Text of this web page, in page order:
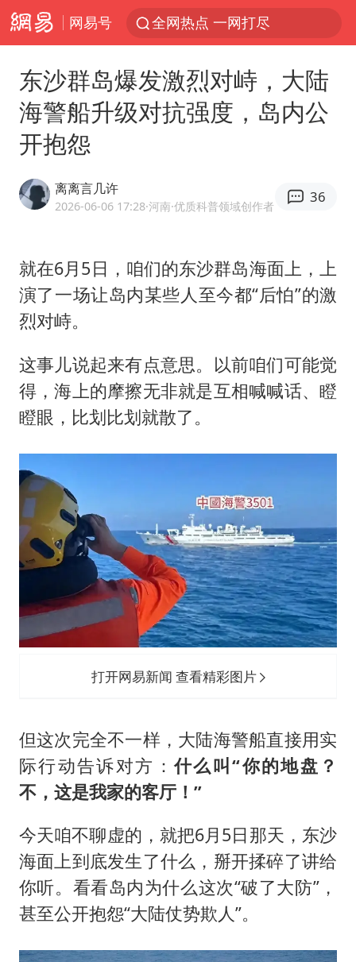
网易号 全网热点 一网打尽
东沙群岛爆发激烈对峙，大陆
海警船升级对抗强度，岛内公
开抱怨
离离言几许
2026-06-06 17:28·河南·优质科普领域创作者
36
就在6月5日，咱们的东沙群岛海面上，上
演了一场让岛内某些人至今都“后怕”的激
烈对峙。
这事儿说起来有点意思。以前咱们可能觉
得，海上的摩擦无非就是互相喊喊话、瞪
瞪眼，比划比划就散了。
打开网易新闻 查看精彩图片
但这次完全不一样，大陆海警船直接用实
际行动告诉对方：什么叫“你的地盘？
不，这是我家的客厅！”
今天咱不聊虚的，就把6月5日那天，东沙
海面上到底发生了什么，掰开揉碎了讲给
你听。看看岛内为什么这次“破了大防”，
甚至公开抱怨“大陆仗势欺人”。